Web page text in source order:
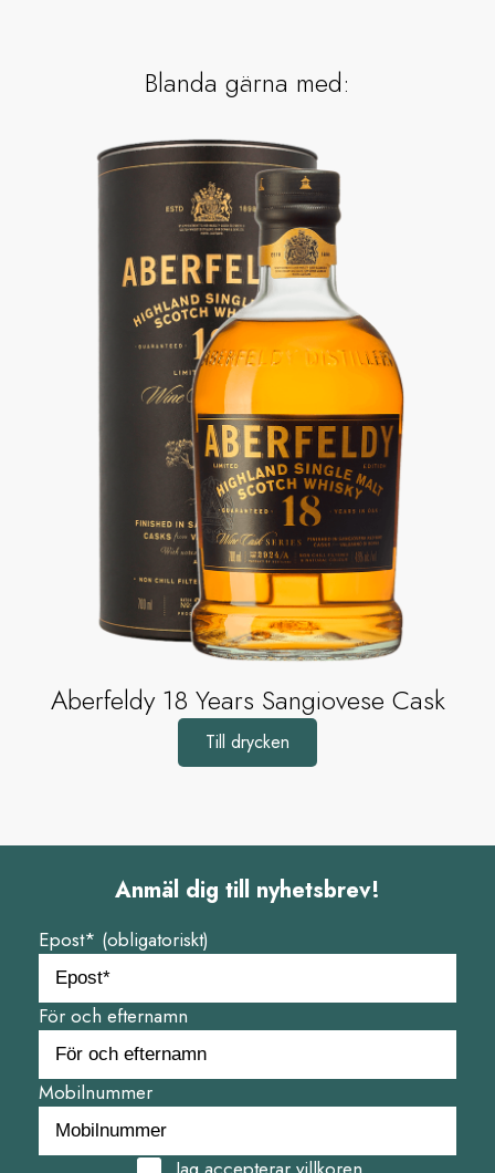
Blanda gärna med:
Aberfeldy 18 Years Sangiovese Cask
Till drycken
Anmäl dig till nyhetsbrev!
Epost* (obligatoriskt)
För och efternamn
Mobilnummer